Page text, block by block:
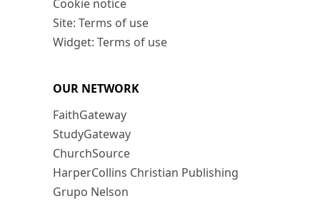
Cookie notice
Site: Terms of use
Widget: Terms of use
OUR NETWORK
FaithGateway
StudyGateway
ChurchSource
HarperCollins Christian Publishing
Grupo Nelson